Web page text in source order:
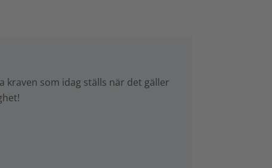
kraven som idag ställs när det gäller